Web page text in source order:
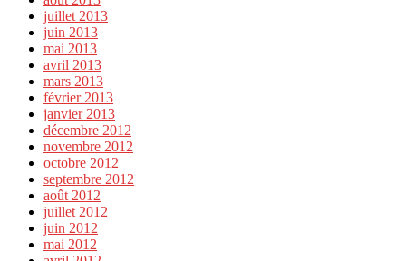
juillet 2013
juin 2013
mai 2013
avril 2013
mars 2013
février 2013
janvier 2013
décembre 2012
novembre 2012
octobre 2012
septembre 2012
août 2012
juillet 2012
juin 2012
mai 2012